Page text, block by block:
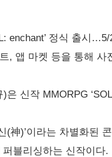
enchant’ 정식 출시
, 앱 마켓 등을 통해 사
은 신작 MMORPG
신(神)’이라는 차별화된
블리싱하는 신작이다.